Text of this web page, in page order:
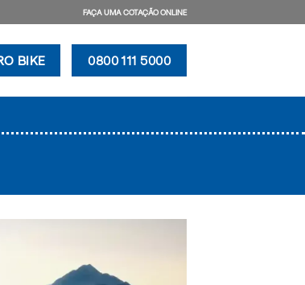
FAÇA UMA COTAÇÃO ONLINE
BIKE 0800 111 5000